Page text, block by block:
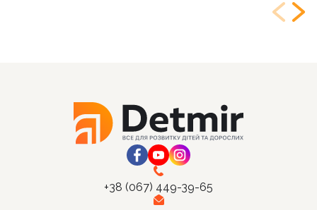
+38 (067) 449-39-65